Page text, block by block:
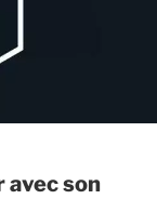
avec son